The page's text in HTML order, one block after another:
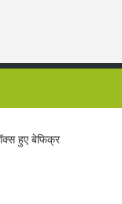
हुए बेफिक्र